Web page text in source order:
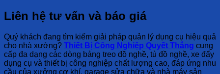
Liên hệ tư vấn và báo giá
Quý khách đang tìm kiếm giải pháp quản lý dụng cụ hiệu quả
cho nhà xưởng? Thiết Bị Công Nghiệp Quyết Thắng cung
cấp đa dạng các dòng bảng treo đồ nghề, tủ đồ nghề, xe đẩy
dụng cụ và thiết bị công nghiệp chất lượng cao, đáp ứng nhu
cầu của xưởng cơ khí, garage sửa chữa và nhà máy sản